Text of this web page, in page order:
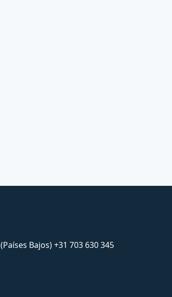
(Países Bajos) +31 703 630 345